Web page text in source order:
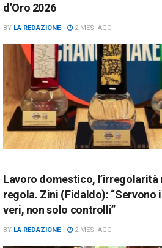
d’Oro 2026
BY LA REDAZIONE 2 MESI AGO
Lavoro domestico, l’irregolarità
regola. Zini (Fidaldo): “Servono
veri, non solo controlli”
BY LA REDAZIONE 2 MESI AGO